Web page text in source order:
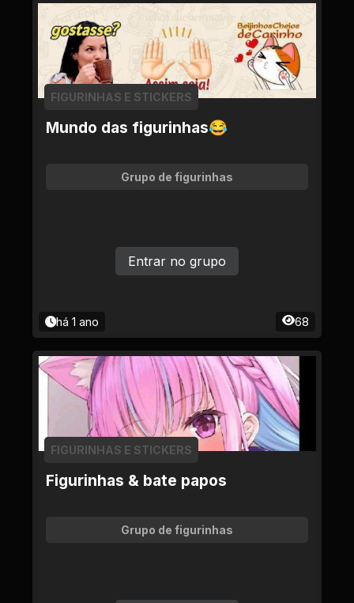
Mundo das figurinhas😂
FIGURINHAS E STICKERS
Grupo de figurinhas
há 1 ano 68
Entrar no grupo
Figurinhas & bate papos
FIGURINHAS E STICKERS
Grupo de figurinhas